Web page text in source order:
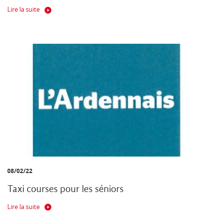
Lire la suite
08/02/22
Taxi courses pour les séniors
Lire la suite